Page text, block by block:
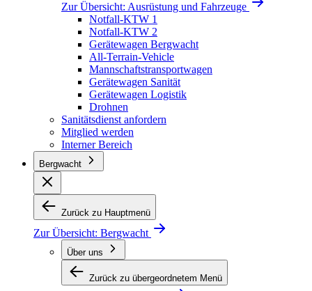
Zur Übersicht: Ausrüstung und Fahrzeuge
Notfall-KTW 1
Notfall-KTW 2
Gerätewagen Bergwacht
All-Terrain-Vehicle
Mannschaftstransportwagen
Gerätewagen Sanität
Gerätewagen Logistik
Drohnen
Sanitätsdienst anfordern
Mitglied werden
Interner Bereich
Bergwacht
Zurück zu Hauptmenü
Zur Übersicht: Bergwacht
Über uns
Zurück zu übergeordnetem Menü